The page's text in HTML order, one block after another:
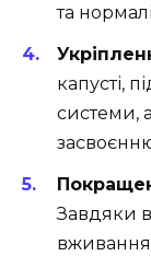
та
капусті,
системи,
Завдяки
вживання